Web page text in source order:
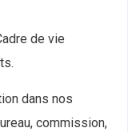
de vie
dans nos
commission,